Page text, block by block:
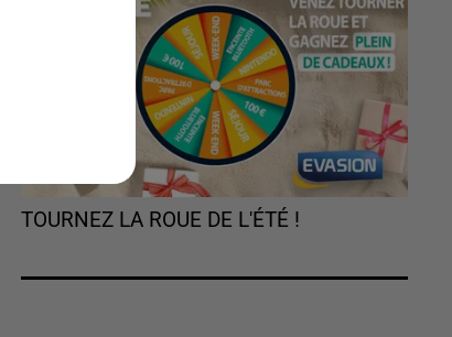
TOURNEZ LA ROUE DE L'ÉTÉ !